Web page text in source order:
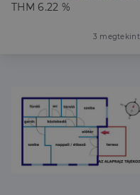
THM 6.22 %
3